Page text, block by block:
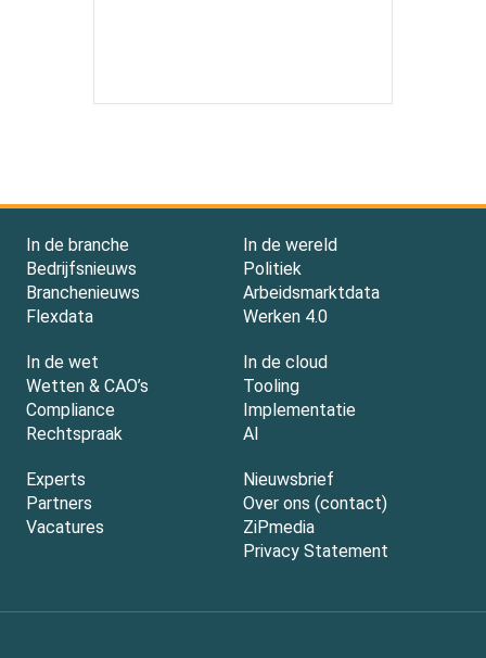
In de branche
Bedrijfsnieuws
Branchenieuws
Flexdata
In de wereld
Politiek
Arbeidsmarktdata
Werken 4.0
In de wet
Wetten & CAO’s
Compliance
Rechtspraak
In de cloud
Tooling
Implementatie
AI
Experts
Partners
Vacatures
Nieuwsbrief
Over ons (contact)
ZiPmedia
Privacy Statement